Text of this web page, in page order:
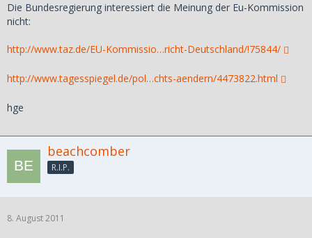
Die Bundesregierung interessiert die Meinung der Eu-Kommission
nicht:
http://www.taz.de/EU-Kommissio…richt-Deutschland/!75844/
http://www.tagesspiegel.de/pol…chts-aendern/4473822.html
hge
beachcomber
R.I.P.
8. August 2011